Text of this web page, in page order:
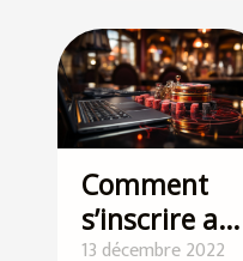
Comment
s’inscrire au
13 décembre 2022